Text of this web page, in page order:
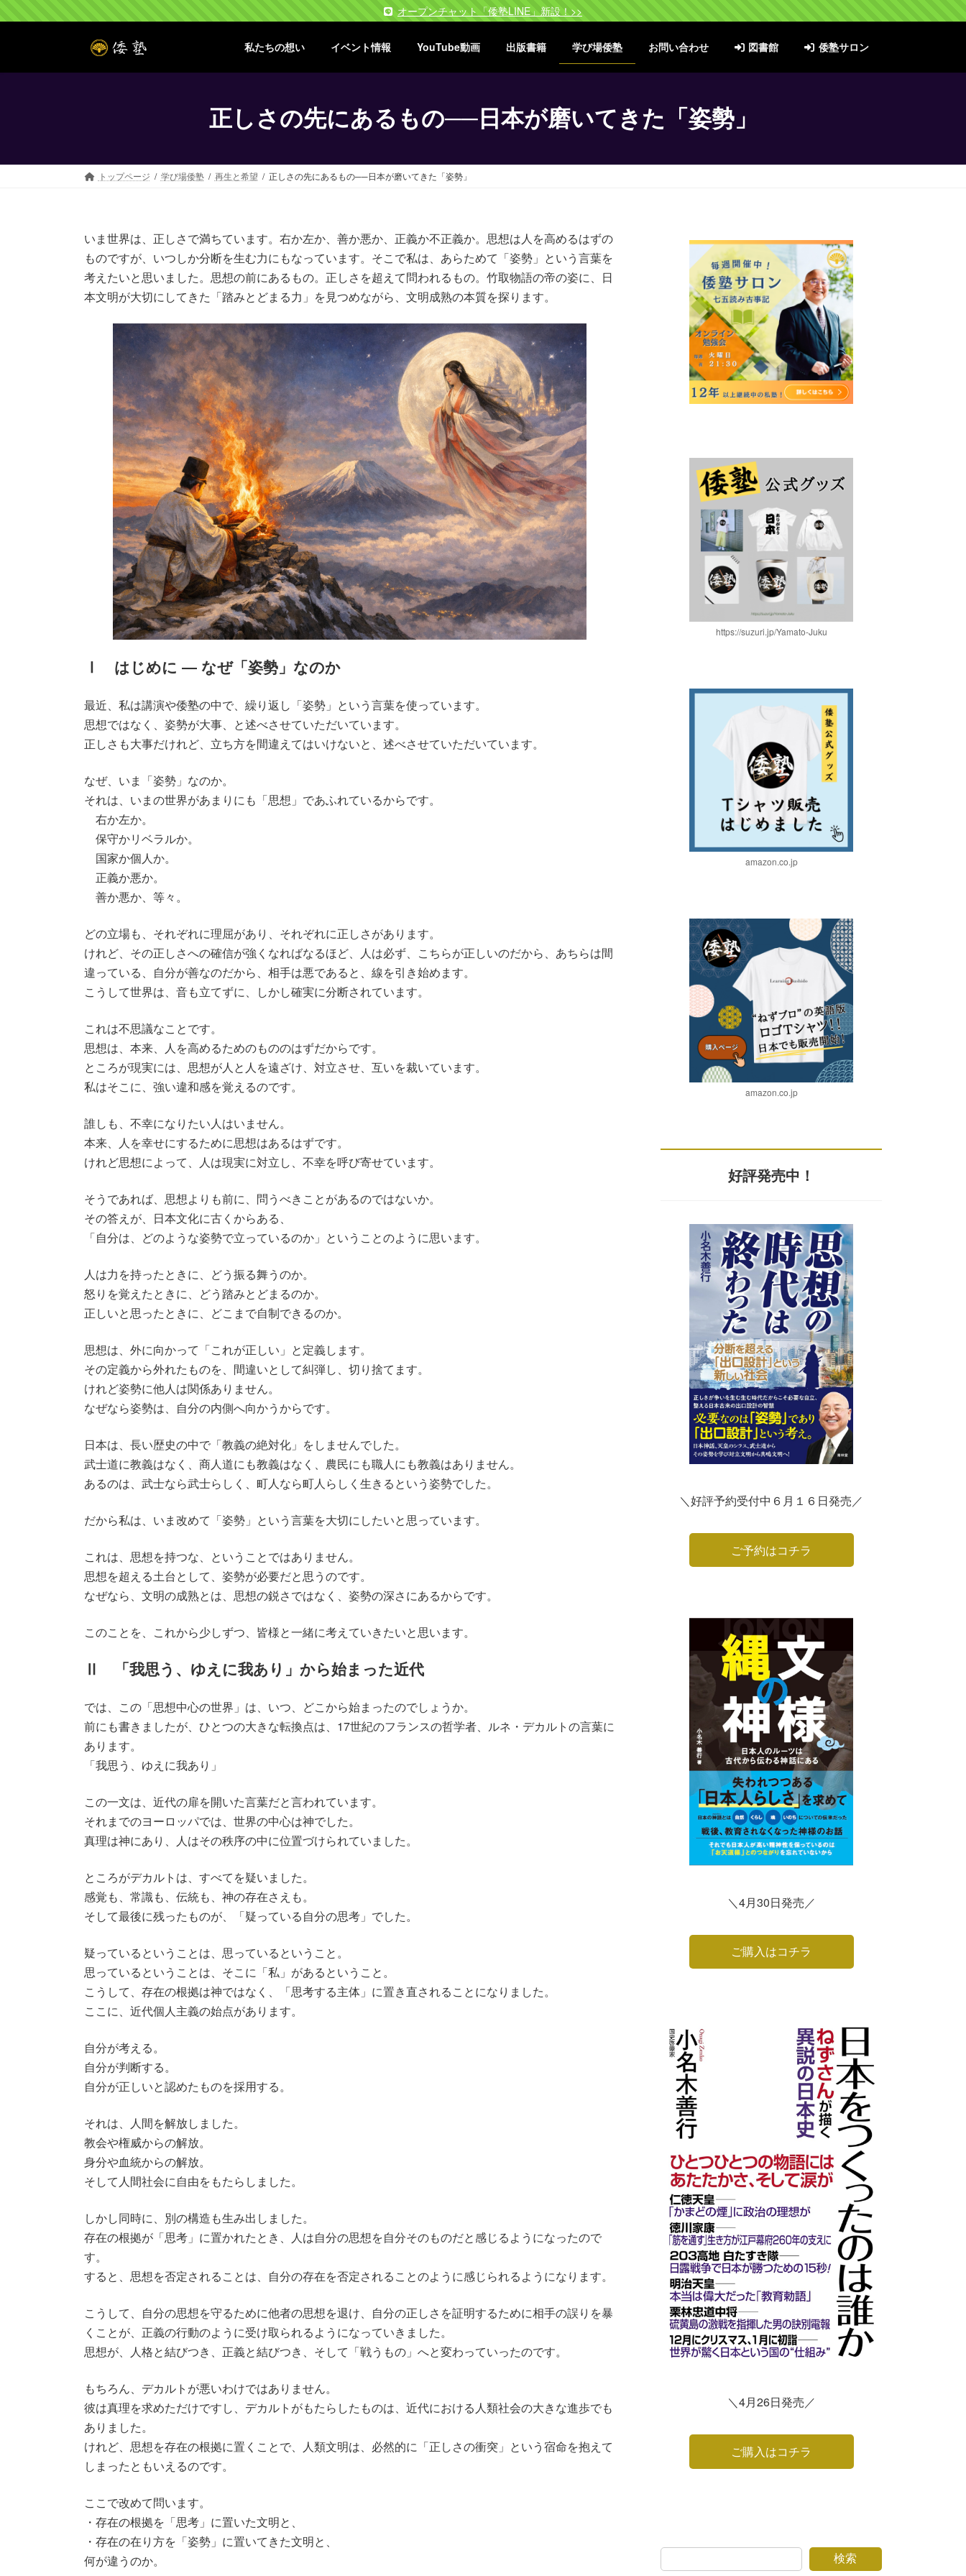
ン
ツ
プ
ビ
シ
動
オープンチャット「倭塾LINE」新設！>>
私たちの想い イベント情報 YouTube動画 出版書籍 学び場倭塾 お問い合わせ 図書館 倭塾サロン
正しさの先にあるもの──日本が磨いてきた「姿勢」
トップページ 学び場倭塾 再生と希望 正しさの先にあるもの──日本が磨いてきた「姿勢」
いま世界は、正しさで満ちています。右か左か、善か悪か、正義か不正義か。思想は人を高めるはずの
ものですが、いつしか分断を生む力にもなっています。そこで私は、あらためて「姿勢」という言葉を
考えたいと思いました。思想の前にあるもの。正しさを超えて問われるもの。竹取物語の帝の姿に、日
本文明が大切にしてきた「踏みとどまる力」を見つめながら、文明成熟の本質を探ります。
Ⅰ はじめに ― なぜ「姿勢」なのか
最近、私は講演や倭塾の中で、繰り返し「姿勢」という言葉を使っています。
思想ではなく、姿勢が大事、と述べさせていただいています。
正しさも大事だけれど、立ち方を間違えてはいけないと、述べさせていただいています。
なぜ、いま「姿勢」なのか。
それは、いまの世界があまりにも「思想」であふれているからです。
右か左か。
保守かリベラルか。
国家か個人か。
正義か悪か。
善か悪か、等々。
どの立場も、それぞれに理屈があり、それぞれに正しさがあります。
けれど、その正しさへの確信が強くなればなるほど、人は必ず、こちらが正しいのだから、あちらは間
違っている、自分が善なのだから、相手は悪であると、線を引き始めます。
こうして世界は、音も立てずに、しかし確実に分断されています。
これは不思議なことです。
思想は、本来、人を高めるためのもののはずだからです。
ところが現実には、思想が人と人を遠ざけ、対立させ、互いを裁いています。
私はそこに、強い違和感を覚えるのです。
誰しも、不幸になりたい人はいません。
本来、人を幸せにするために思想はあるはずです。
けれど思想によって、人は現実に対立し、不幸を呼び寄せています。
そうであれば、思想よりも前に、問うべきことがあるのではないか。
その答えが、日本文化に古くからある、
「自分は、どのような姿勢で立っているのか」ということのように思います。
人は力を持ったときに、どう振る舞うのか。
怒りを覚えたときに、どう踏みとどまるのか。
正しいと思ったときに、どこまで自制できるのか。
思想は、外に向かって「これが正しい」と定義します。
その定義から外れたものを、間違いとして糾弾し、切り捨てます。
けれど姿勢に他人は関係ありません。
なぜなら姿勢は、自分の内側へ向かうからです。
日本は、長い歴史の中で「教義の絶対化」をしませんでした。
武士道に教義はなく、商人道にも教義はなく、農民にも職人にも教義はありません。
あるのは、武士なら武士らしく、町人なら町人らしく生きるという姿勢でした。
だから私は、いま改めて「姿勢」という言葉を大切にしたいと思っています。
これは、思想を持つな、ということではありません。
思想を超える土台として、姿勢が必要だと思うのです。
なぜなら、文明の成熟とは、思想の鋭さではなく、姿勢の深さにあるからです。
このことを、これから少しずつ、皆様と一緒に考えていきたいと思います。
Ⅱ 「我思う、ゆえに我あり」から始まった近代
では、この「思想中心の世界」は、いつ、どこから始まったのでしょうか。
前にも書きましたが、ひとつの大きな転換点は、17世紀のフランスの哲学者、ルネ・デカルトの言葉に
あります。
「我思う、ゆえに我あり」
この一文は、近代の扉を開いた言葉だと言われています。
それまでのヨーロッパでは、世界の中心は神でした。
真理は神にあり、人はその秩序の中に位置づけられていました。
ところがデカルトは、すべてを疑いました。
感覚も、常識も、伝統も、神の存在さえも。
そして最後に残ったものが、「疑っている自分の思考」でした。
疑っているということは、思っているということ。
思っているということは、そこに「私」があるということ。
こうして、存在の根拠は神ではなく、「思考する主体」に置き直されることになりました。
ここに、近代個人主義の始点があります。
自分が考える。
自分が判断する。
自分が正しいと認めたものを採用する。
それは、人間を解放しました。
教会や権威からの解放。
身分や血統からの解放。
そして人間社会に自由をもたらしました。
しかし同時に、別の構造も生み出しました。
存在の根拠が「思考」に置かれたとき、人は自分の思想を自分そのものだと感じるようになったので
す。
すると、思想を否定されることは、自分の存在を否定されることのように感じられるようになります。
こうして、自分の思想を守るために他者の思想を退け、自分の正しさを証明するために相手の誤りを暴
くことが、正義の行動のように受け取られるようになっていきました。
思想が、人格と結びつき、正義と結びつき、そして「戦うもの」へと変わっていったのです。
もちろん、デカルトが悪いわけではありません。
彼は真理を求めただけですし、デカルトがもたらしたものは、近代における人類社会の大きな進歩でも
ありました。
けれど、思想を存在の根拠に置くことで、人類文明は、必然的に「正しさの衝突」という宿命を抱えて
しまったともいえるのです。
ここで改めて問います。
・存在の根拠を「思考」に置いた文明と、
・存在の在り方を「姿勢」に置いてきた文明と、
何が違うのか。
https://suzuri.jp/Yamato-Juku
amazon.co.jp
amazon.co.jp
好評発売中！
＼好評予約受付中６月１６日発売／
ご予約はコチラ
＼4月30日発売／
ご購入はコチラ
＼4月26日発売／
ご購入はコチラ
検索